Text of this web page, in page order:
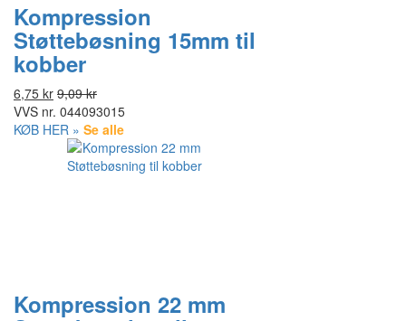
Kompression
Støttebøsning 15mm til
kobber
6,75 kr 9,09 kr
VVS nr. 044093015
KØB HER » Se alle
Kompression 22 mm